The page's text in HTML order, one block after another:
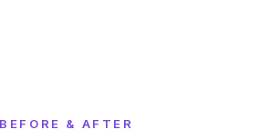
BEFORE & AFTER